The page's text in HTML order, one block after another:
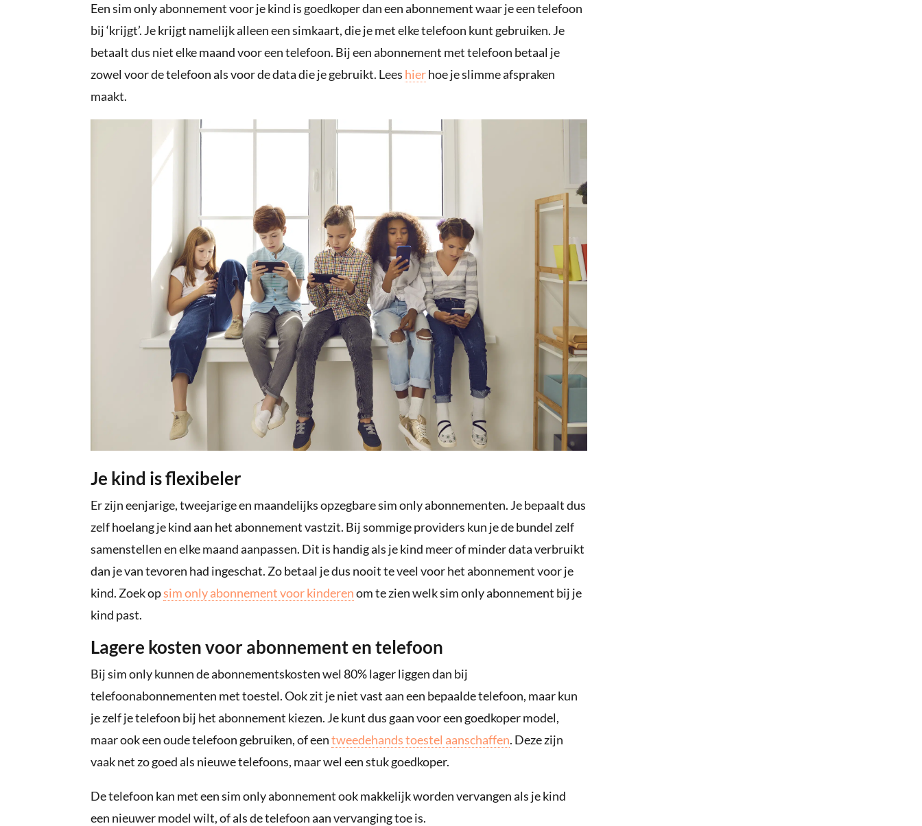
Een sim only abonnement voor je kind is goedkoper dan een abonnement waar je een telefoon
bij ‘krijgt’. Je krijgt namelijk alleen een simkaart, die je met elke telefoon kunt gebruiken. Je
betaalt dus niet elke maand voor een telefoon. Bij een abonnement met telefoon betaal je
zowel voor de telefoon als voor de data die je gebruikt. Lees hierhoe je slimme afspraken
maakt.
Je kind is flexibeler
Er zijn eenjarige, tweejarige en maandelijks opzegbare sim only abonnementen. Je bepaalt dus
zelf hoelang je kind aan het abonnement vastzit. Bij sommige providers kun je de bundel zelf
samenstellen en elke maand aanpassen. Dit is handig als je kind meer of minder data verbruikt
dan je van tevoren had ingeschat. Zo betaal je dus nooit te veel voor het abonnement voor je
kind. Zoek opsim only abonnement voor kinderenom te zien welk sim only abonnement bij je
kind past.
Lagere kosten voor abonnement en telefoon
Bij sim only kunnen de abonnementskosten wel 80% lager liggen dan bij
telefoonabonnementen met toestel. Ook zit je niet vast aan een bepaalde telefoon, maar kun
je zelf je telefoon bij het abonnement kiezen. Je kunt dus gaan voor een goedkoper model,
maar ook een oude telefoon gebruiken, of eentweedehands toestel aanschaffen. Deze zijn
vaak net zo goed als nieuwe telefoons, maar wel een stuk goedkoper.
De telefoon kan met een sim only abonnement ook makkelijk worden vervangen als je kind
een nieuwer model wilt, of als de telefoon aan vervanging toe is.